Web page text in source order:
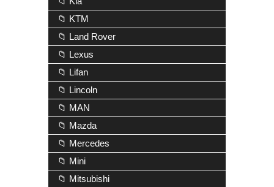
📁 KTM
📁 Land Rover
📁 Lexus
📁 Lifan
📁 Lincoln
📁 MAN
📁 Mazda
📁 Mercedes
📁 Mini
📁 Mitsubishi